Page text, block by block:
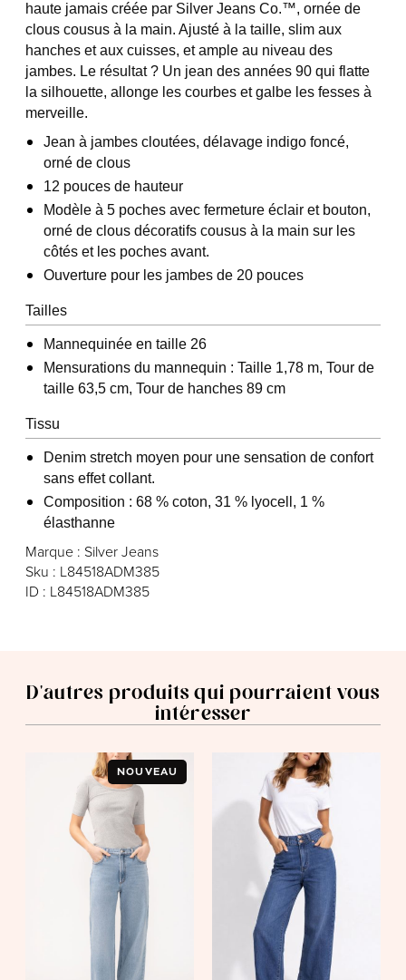
haute jamais créée par Silver Jeans Co.™, ornée de
clous cousus à la main. Ajusté à la taille, slim aux
hanches et aux cuisses, et ample au niveau des
jambes. Le résultat ? Un jean des années 90 qui flatte
la silhouette, allonge les courbes et galbe les fesses à
merveille.
Jean à jambes cloutées, délavage indigo foncé,
orné de clous
12 pouces de hauteur
Modèle à 5 poches avec fermeture éclair et bouton,
orné de clous décoratifs cousus à la main sur les
côtés et les poches avant.
Ouverture pour les jambes de 20 pouces
Tailles
Mannequinée en taille 26
Mensurations du mannequin : Taille 1,78 m, Tour de
taille 63,5 cm, Tour de hanches 89 cm
Tissu
Denim stretch moyen pour une sensation de confort
sans effet collant.
Composition : 68 % coton, 31 % lyocell, 1 %
élasthanne
Marque : Silver Jeans
Sku : L84518ADM385
ID : L84518ADM385
D'autres produits qui pourraient vous
intéresser
NOUVEAU